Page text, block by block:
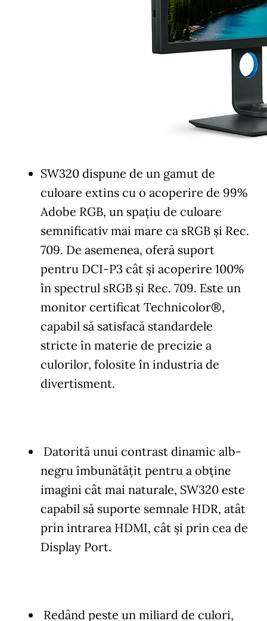
SW320 dispune de un gamut de
culoare extins cu o acoperire de 99%
Adobe RGB, un spațiu de culoare
semnificativ mai mare ca sRGB și Rec.
709. De asemenea, oferă suport
pentru DCI-P3 cât și acoperire 100%
în spectrul sRGB și Rec. 709. Este un
monitor certificat Technicolor®,
capabil să satisfacă standardele
stricte în materie de precizie a
culorilor, folosite în industria de
divertisment.
Datorită unui contrast dinamic alb-
negru îmbunătăţit pentru a obţine
imagini cât mai naturale, SW320 este
capabil să suporte semnale HDR, atât
prin intrarea HDMI, cât şi prin cea de
Display Port.
Redând peste un miliard de culori,